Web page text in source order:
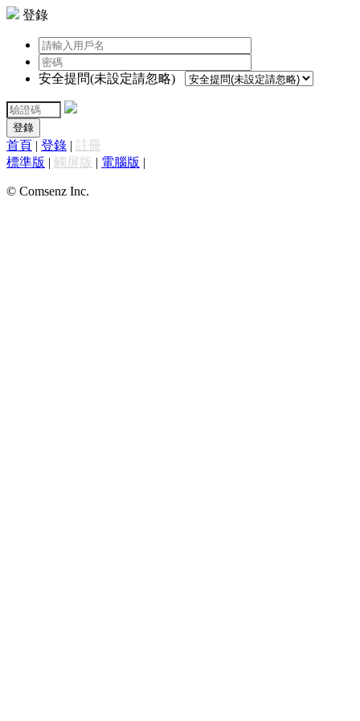
登錄
安全提問(未設定請忽略)
登錄
首頁 | 登錄 | 註冊
標準版 | 觸屏版 | 電腦版 |
© Comsenz Inc.